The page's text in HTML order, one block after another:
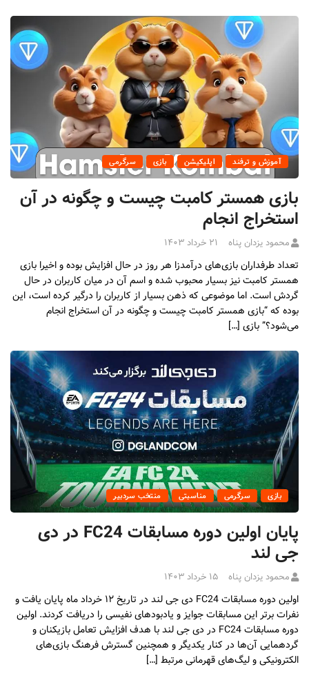
آموزش و ترفند اپلیکیشن بازی سرگرمی
بازی همستر کامبت چیست و چگونه در آن
استخراج انجام
محمود یزدان پناه ۲۱ خرداد ۱۴۰۳
تعداد طرفداران بازی‌های درآمدزا هر روز در حال افزایش بوده و اخیرا بازی
همستر کامبت نیز بسیار محبوب شده و اسم آن در میان کاربران در حال
گردش است. اما موضوعی که ذهن بسیار از کاربران را درگیر کرده است، این
بوده که “بازی همستر کامبت چیست و چگونه در آن استخراج انجام
می‌شود؟” بازی […]
بازی سرگرمی مناسبتی منتخب سردبیر
پایان اولین دوره مسابقات FC24 در دی
جی لند
محمود یزدان پناه ۱۵ خرداد ۱۴۰۳
اولین دوره مسابقات FC24 دی جی لند در تاریخ ۱۲ خرداد ماه پایان یافت و
نفرات برتر این مسابقات جوایز و یادبودهای نفیسی را دریافت کردند. اولین
دوره مسابقات FC24 در دی جی لند با هدف افزایش تعامل بازیکنان و
گردهمایی آن‌ها در کنار یکدیگر و همچنین گسترش فرهنگ بازی‌های
الکترونیکی و لیگ‌های قهرمانی مرتبط […]